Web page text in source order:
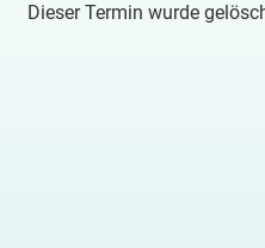
Dieser Termin wurde